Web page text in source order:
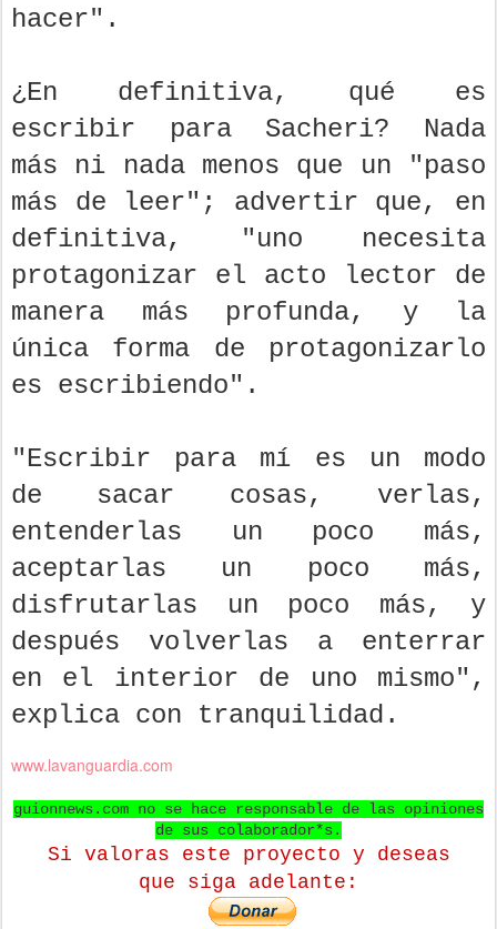
hacer".
¿En definitiva, qué es
escribir para Sacheri? Nada
más ni nada menos que un "paso
más de leer"; advertir que, en
definitiva, "uno necesita
protagonizar el acto lector de
manera más profunda, y la
única forma de protagonizarlo
es escribiendo".
"Escribir para mí es un modo
de sacar cosas, verlas,
entenderlas un poco más,
aceptarlas un poco más,
disfrutarlas un poco más, y
después volverlas a enterrar
en el interior de uno mismo",
explica con tranquilidad.
www.lavanguardia.com
guionnews.com no se hace responsable de las opiniones
de sus colaborador*s.
Si valoras este proyecto y deseas
que siga adelante: